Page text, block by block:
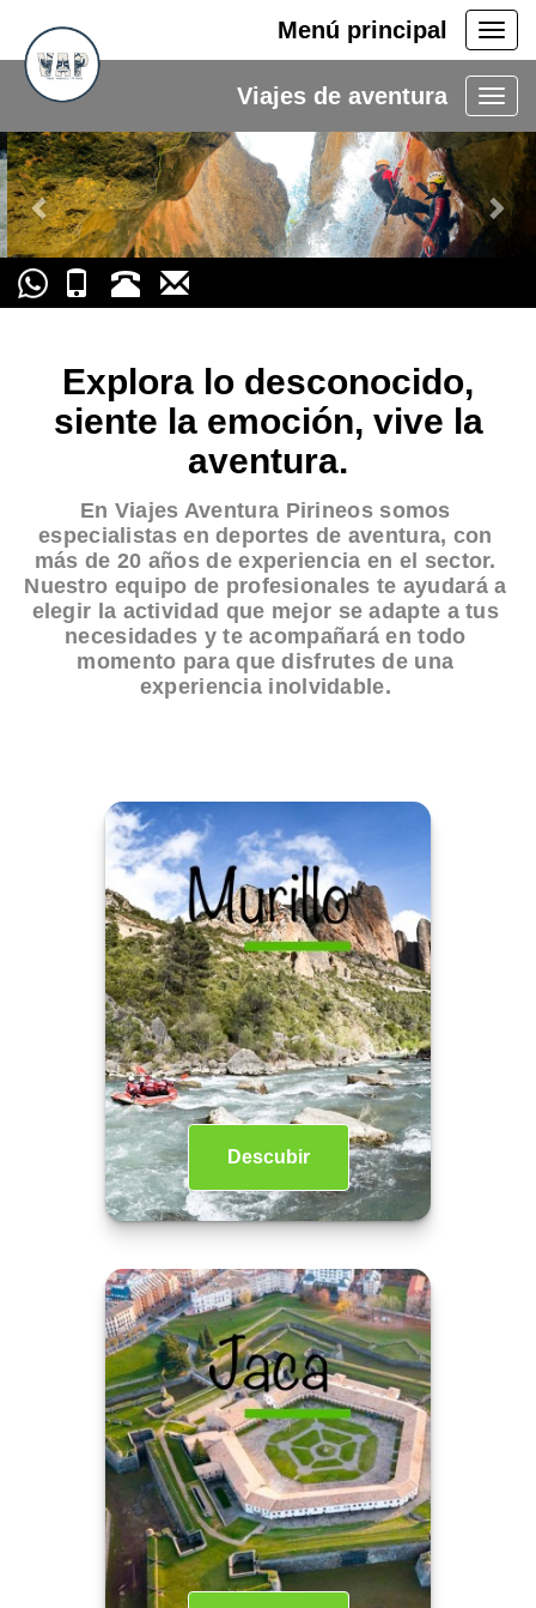
Menú principal
Viajes de aventura
Previous
Explora lo desconocido,
siente la emoción, vive la
aventura.
En Viajes Aventura Pirineos somos
especialistas en deportes de aventura, con
más de 20 años de experiencia en el sector.
Nuestro equipo de profesionales te ayudará a
elegir la actividad que mejor se adapte a tus
necesidades y te acompañará en todo
momento para que disfrutes de una
experiencia inolvidable.
Descubir